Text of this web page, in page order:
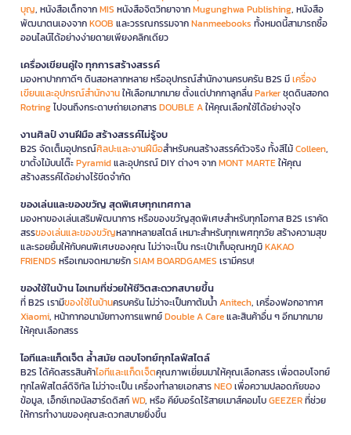
บุญ, หนังสือเด็กจากMIS หนังสือจิตวิทยาจากMugunghwa Publishing, หนังสือ
พัฒนาตนเองจากKOOB และวรรณกรรมจากNanmeebooks ทั้งหมดนี้สามารถซื้อ
ออนไลน์ได้อย่างง่ายดายเพียงคลิกเดียว
เครื่องเขียนคู่ใจ ทุกการสร้างสรรค์
มองหาปากกาดีๆ ดินสอหลากหลาย หรืออุปกรณ์สำนักงานครบครัน B2S มีเครื่อง
เขียนและอุปกรณ์สำนักงานให้เลือกมากมาย ตั้งแต่ปากกาลูกลื่นParkerชุดดินสอกด
Rotringไปจนถึงกระดาษถ่ายเอกสารDOUBLE Aให้คุณเลือกใช้ได้อย่างจุใจ
งานศิลป์ งานฝีมือ สร้างสรรค์ไม่รู้จบ
B2S จัดเต็มอุปกรณ์ศิลปะและงานฝีมือสำหรับคนสร้างสรรค์ตัวจริง ทั้งสีไม้Colleen,
ขาตั้งไม้บนโต๊ะPyramidและอุปกรณ์ DIY ต่างๆ จากMONT MARTEให้คุณ
สร้างสรรค์ได้อย่างไร้ขีดจำกัด
ของเล่นและของขวัญ สุดพิเศษทุกเทศกาล
มองหาของเล่นเสริมพัฒนาการ หรือของขวัญสุดพิเศษสำหรับทุกโอกาส B2S เราคัด
สรรของเล่นและของขวัญหลากหลายสไตล์ เหมาะสำหรับทุกเพศทุกวัย สร้างความสุข
และรอยยิ้มให้กับคนพิเศษของคุณ ไม่ว่าจะเป็น กระเป๋าเก็บอุณหภูมิKAKAO
FRIENDS หรือเกมจดหมายรักSIAM BOARDGAMES เรามีครบ!
ของใช้ในบ้าน ไอเทมที่ช่วยให้ชีวิตสะดวกสบายขึ้น
ที่ B2S เรามีของใช้ในบ้านครบครัน ไม่ว่าจะเป็นกาต้มน้ำAnitech, เครื่องฟอกอากาศ
Xiaomi, หน้ากากอนามัยทางการแพทย์Double A Careและสินค้าอื่น ๆ อีกมากมาย
ให้คุณเลือกสรร
ไอทีและแก็ดเจ็ต ล้ำสมัย ตอบโจทย์ทุกไลฟ์สไตล์
B2S ได้คัดสรรสินค้าไอทีและแก็ดเจ็ตคุณภาพเยี่ยมมาให้คุณเลือกสรร เพื่อตอบโจทย์
ทุกไลฟ์สไตล์ดิจิทัล ไม่ว่าจะเป็น เครื่องทำลายเอกสารNEOเพื่อความปลอดภัยของ
ข้อมูล, เอ็กซ์เทอนัลฮาร์ดดิสก์WD, หรือ คีย์บอร์ดไร้สายเมาส์คอมโบGEEZERที่ช่วย
ให้การทำงานของคุณสะดวกสบายยิ่งขึ้น